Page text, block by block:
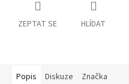
ZEPTAT SE HLÍDAT
Popis Diskuze Značka